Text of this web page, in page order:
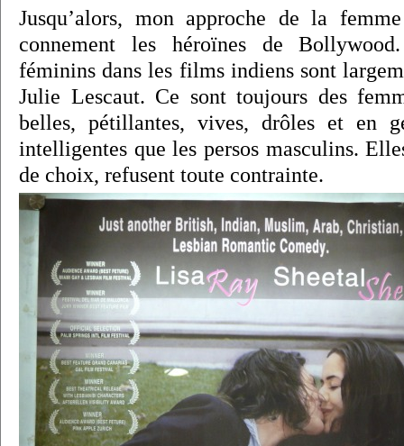
Jusqu’alors, mon approche de la
connement les héroïnes de
féminins dans les films indiens sont
Julie Lescaut. Ce sont toujours des
belles, pétillantes, vives, drôles et en
intelligentes que les persos masculins.
de choix, refusent toute contrainte.